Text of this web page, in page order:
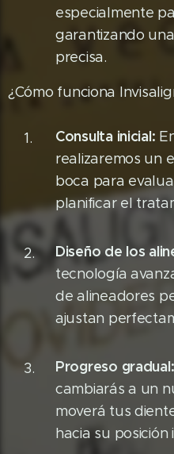
especialmente
garantizando
precisa.
¿Cómo funciona
Consulta inicial:
realizaremos un
boca para
planificar el
Diseño de los
tecnología
de alineadores
ajustan
Progreso gradual:
cambiarás a un
moverá tus
hacia su posición